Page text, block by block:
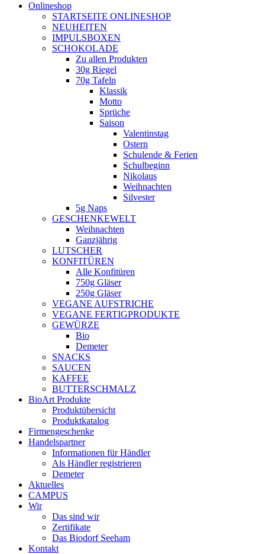
Onlineshop
STARTSEITE ONLINESHOP
NEUHEITEN
IMPULSBOXEN
SCHOKOLADE
Zu allen Produkten
30g Riegel
70g Tafeln
Klassik
Motto
Sprüche
Saison
Valentinstag
Ostern
Schulende & Ferien
Schulbeginn
Nikolaus
Weihnachten
Silvester
5g Naps
GESCHENKEWELT
Weihnachten
Ganzjährig
LUTSCHER
KONFITÜREN
Alle Konfitüren
750g Gläser
250g Gläser
VEGANE AUFSTRICHE
VEGANE FERTIGPRODUKTE
GEWÜRZE
Bio
Demeter
SNACKS
SAUCEN
KAFFEE
BUTTERSCHMALZ
BioArt Produkte
Produktübersicht
Produktkatalog
Firmengeschenke
Handelspartner
Informationen für Händler
Als Händler registrieren
Demeter
Aktuelles
CAMPUS
Wir
Das sind wir
Zertifikate
Das Biodorf Seeham
Kontakt